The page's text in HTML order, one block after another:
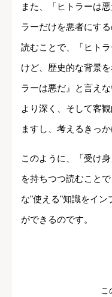
また、「ヒトラーは
ラーだけを悪者にす
読むことで、「ヒト
けど、歴史的な背景
ラーは悪だ』と言え
より深く、そして客
ますし、考えるきっ
このように、「受け
を持ちつつ読むこと
な"使える"知識をイン
ができるのです。
こ